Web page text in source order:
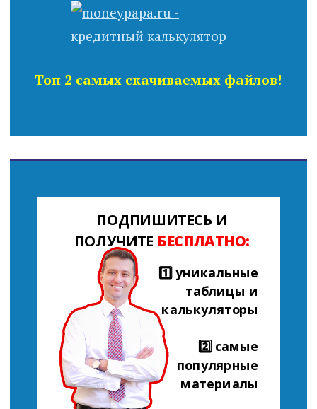
Топ 2 самых скачиваемых файлов!
ПОДПИШИТЕСЬ И
ПОЛУЧИТЕ БЕСПЛАТНО:
1️⃣ уникальные
таблицы и
калькуляторы
2️⃣ самые
популярные
материалы